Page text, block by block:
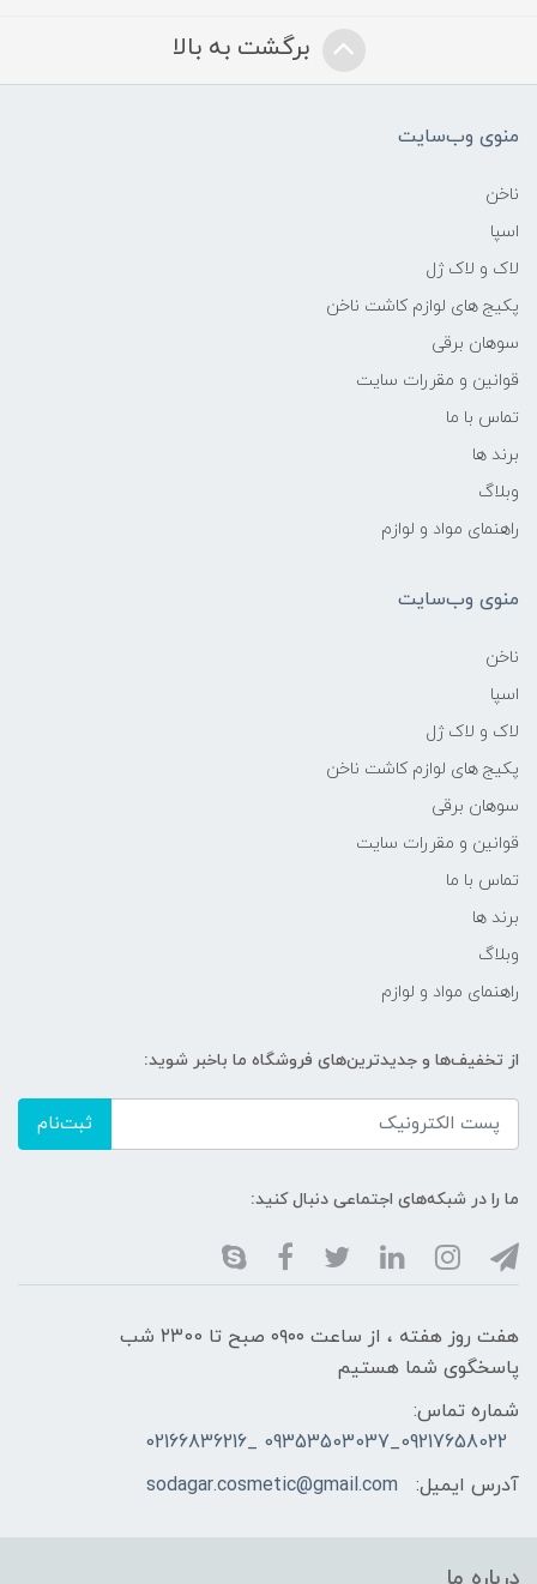
برگشت به بالا
منوی وب‌سایت
ناخن
اسپا
لاک و لاک ژل
پکیج های لوازم کاشت ناخن
سوهان برقی
قوانین و مقررات سایت
تماس با ما
برند ها
وبلاگ
راهنمای مواد و لوازم
منوی وب‌سایت
ناخن
اسپا
لاک و لاک ژل
پکیج های لوازم کاشت ناخن
سوهان برقی
قوانین و مقررات سایت
تماس با ما
برند ها
وبلاگ
راهنمای مواد و لوازم
از تخفیف‌ها و جدیدترین‌های فروشگاه ما باخبر شوید:
ثبت‌نام
ما را در شبکه‌های اجتماعی دنبال کنید:
هفت روز هفته ، از ساعت ۰۹۰۰ صبح تا ۲۳00 شب
پاسخگوی شما هستیم
شماره تماس:
09217658022_09353503037 _02166836216
آدرس ایمیل:
sodagar.cosmetic@gmail.com